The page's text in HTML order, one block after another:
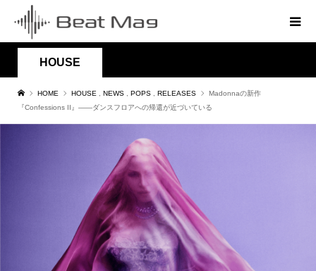
HOUSE
HOME HOUSE NEWS POPS RELEASES
Madonnaの新作
『Confessions II』——ダンスフロアへの帰還が近づいている